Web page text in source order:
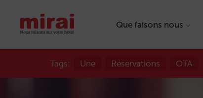
Que faisons nous
Tags: Une Réservations OTA